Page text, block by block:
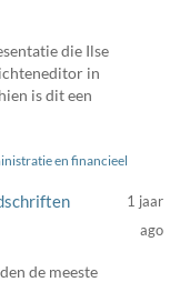
die Ilse
in
is dit een
en financieel
de meeste
1 jaar
ago